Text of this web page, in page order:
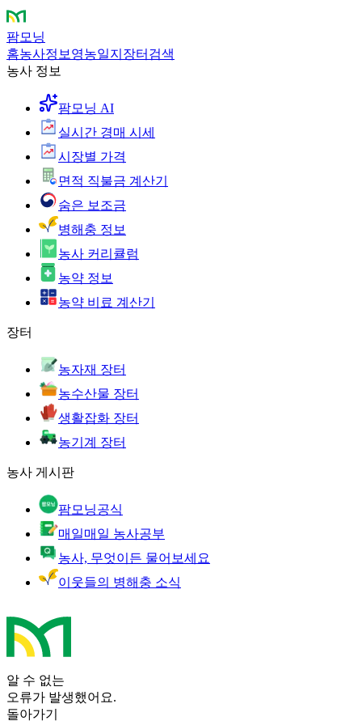
팜모닝
홈농사정보 영농일지 장터 검색
농사 정보
팜모닝 AI
실시간 경매 시세
시장별 가격
면적 직불금 계산기
숨은 보조금
병해충 정보
농사 커리큘럼
농약 정보
농약 비료 계산기
장터
농자재 장터
농수산물 장터
생활잡화 장터
농기계 장터
농사 게시판
팜모닝공식
매일매일 농사공부
농사, 무엇이든 물어보세요
이웃들의 병해충 소식
알 수 없는
오류가 발생했어요.
돌아가기